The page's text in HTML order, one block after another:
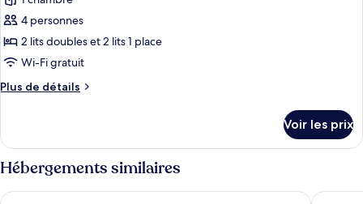
RD
pour
ce
type
chambre :
MT
4 personnes
2 lits doubles et 2 lits 1 place
Wi-Fi gratuit
Plus de détails
Plus
le
type
de
chambre
Voir les prix
Hébergements similaires
Benikea Swiss Rosen Hotel